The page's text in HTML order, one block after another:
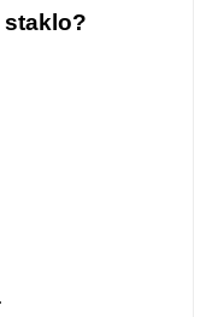
staklo?
motivi